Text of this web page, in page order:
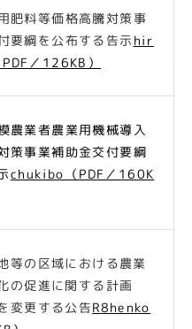
肥料等価格高騰対策事
要綱を公布する告示 hir
／126KB）
農業者農業用機械導入
策事業補助金交付要綱
chukibo（PDF／160K
等の区域における農業
の促進に関する計画
変更する公告R8henko